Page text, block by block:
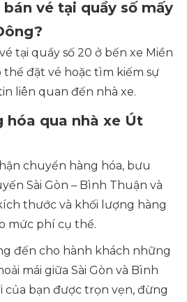
vé tại quầy số mấy
tại quầy số 20 ở bến xe Miền
thể đặt vé hoặc tìm kiếm sự
liên quan đến nhà xe.
hóa qua nhà xe Út
chuyển hàng hóa, bưu
Sài Gòn – Bình Thuận và
thước và khối lượng hàng
mức phí cụ thể.
đến cho hành khách những
mái giữa Sài Gòn và Bình
của bạn được trọn vẹn, đừng